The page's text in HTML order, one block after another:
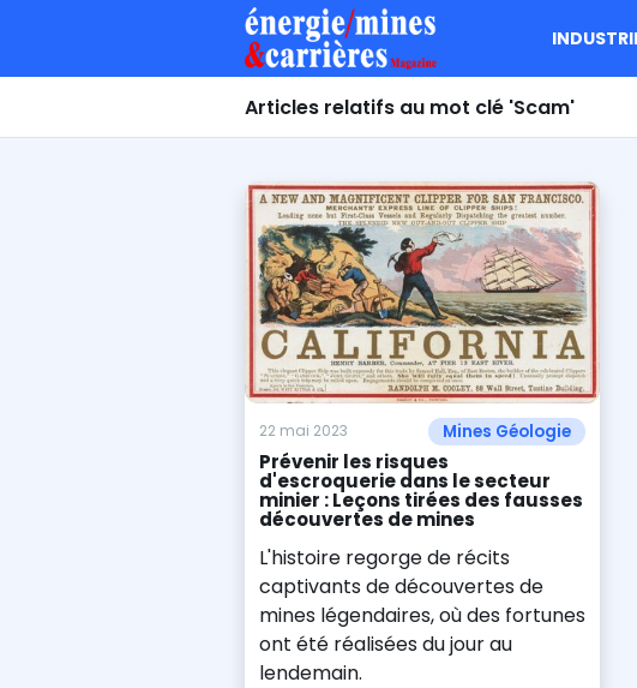
Articles relatifs au mot clé 'Scam'
22 mai 2023 Mines Géologie
Prévenir les risques
d'escroquerie dans le secteur
minier : Leçons tirées des fausses
découvertes de mines
L'histoire regorge de récits
captivants de découvertes de
mines légendaires, où des fortunes
ont été réalisées du jour au
lendemain.